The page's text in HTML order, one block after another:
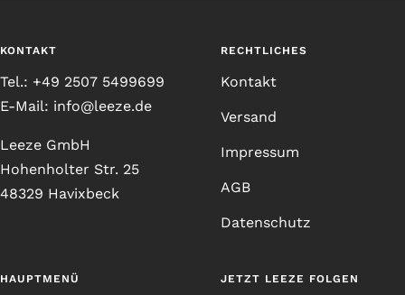
KONTAKT
Tel.: +49 2507 5499699
E-Mail: info@leeze.de
Leeze GmbH
Hohenholter Str. 25
48329 Havixbeck
RECHTLICHES
Kontakt
Versand
Impressum
AGB
Datenschutz
HAUPTMENÜ JETZT LEEZE FOLGEN